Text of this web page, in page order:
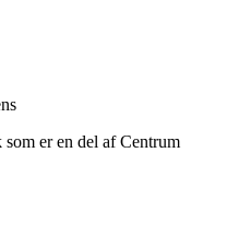
er en del af Centrum